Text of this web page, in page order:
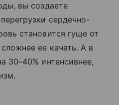
вы создаете
сердечно-
становится гуще от
ее качать. А в
30–40% интенсивнее,